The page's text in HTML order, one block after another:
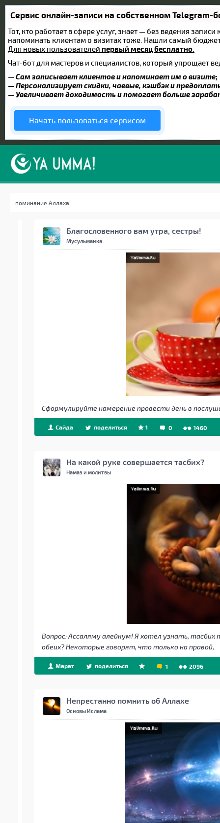
Сервис онлайн-записи на собственном Telegram-
Тот, кто работает в сфере услуг, знает — без ведения
напоминать клиентам о визитах тоже. Нашли самый
Для новых пользователей первый месяц бесплатно
Чат-бот для мастеров и специалистов, который упрощает
—Сам записывает клиентов и напоминает им о визите;
—Персонализирует скидки, чаевые, кэшбэк и
— Увеличивает доходимость и помогает больше
Начать пользоваться сервисом
Благословенного вам утра, сестры!
Мусульманка
Сформулируйте намерение провести день в
Сайда поделиться 1 0 1460
На какой руке совершается тасбих?
Намаз и молитвы
Вопрос: Ассаляму алейкум! Я хотел узнать, тасбих
обеих? Некоторые говорят, что только на правой,
Марат поделиться 1 2096
Непрестанно помнить об Аллахе
Основы Ислама